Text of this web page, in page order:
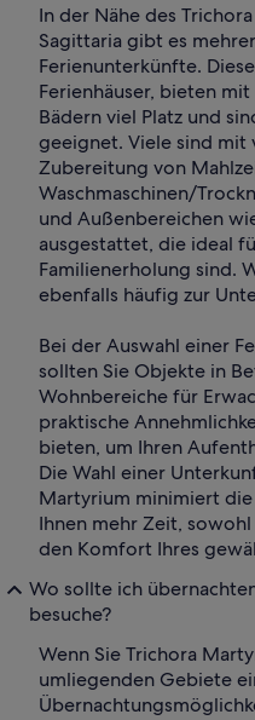
In der Nähe des
Sagittaria gibt es
Ferienunterkünfte.
Ferienhäuser, bieten
Bädern viel Platz und
geeignet. Viele sind mit
Zubereitung von
Waschmaschinen/
und Außenbereichen
ausgestattet, die ideal
Familienerholung sind.
ebenfalls häufig zur
Bei der Auswahl einer
sollten Sie Objekte in
Wohnbereiche für
praktische
bieten, um Ihren
Die Wahl einer
Martyrium minimiert
Ihnen mehr Zeit,
den Komfort Ihres
Wo sollte ich
besuche?
Wenn Sie Trichora
umliegenden Gebiete